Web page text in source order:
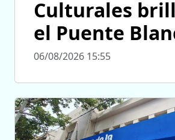
Culturales
el Puente
06/08/2026 15:55